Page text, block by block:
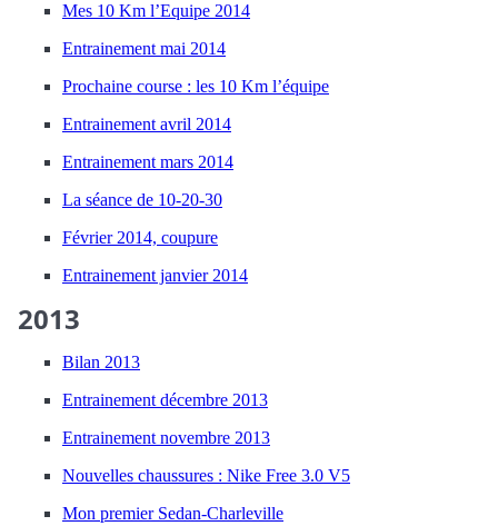
Mes 10 Km l’Equipe 2014
Entrainement mai 2014
Prochaine course : les 10 Km l’équipe
Entrainement avril 2014
Entrainement mars 2014
La séance de 10-20-30
Février 2014, coupure
Entrainement janvier 2014
2013
Bilan 2013
Entrainement décembre 2013
Entrainement novembre 2013
Nouvelles chaussures : Nike Free 3.0 V5
Mon premier Sedan-Charleville